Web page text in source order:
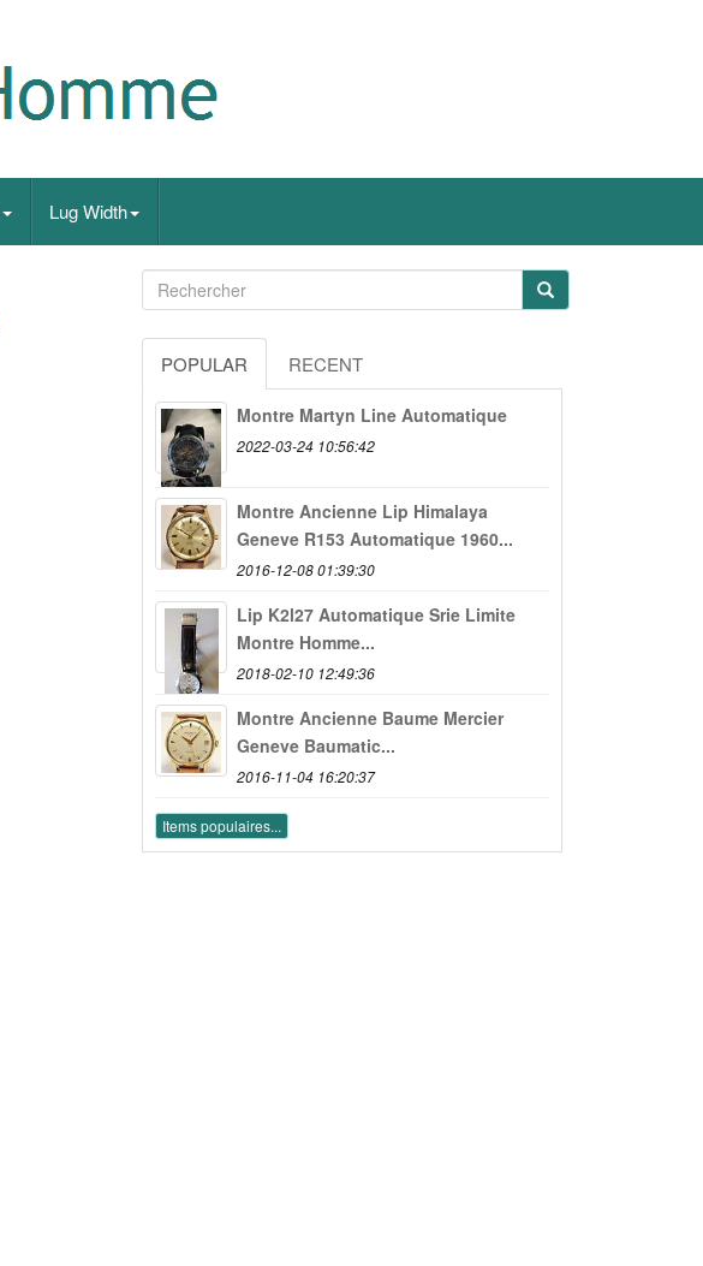
Lug Width
POPULAR RECENT
Montre Martyn Line Automatique
2022-03-24 10:56:42
Montre Ancienne Lip Himalaya
Geneve R153 Automatique 1960...
2016-12-08 01:39:30
Lip K2l27 Automatique Srie Limite
Montre Homme...
2018-02-10 12:49:36
Montre Ancienne Baume Mercier
Geneve Baumatic...
2016-11-04 16:20:37
Items populaires...